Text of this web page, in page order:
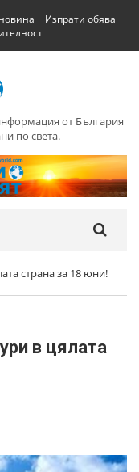
Изпрати обява
от България
по света.
страна за 18 юни!
в цялата